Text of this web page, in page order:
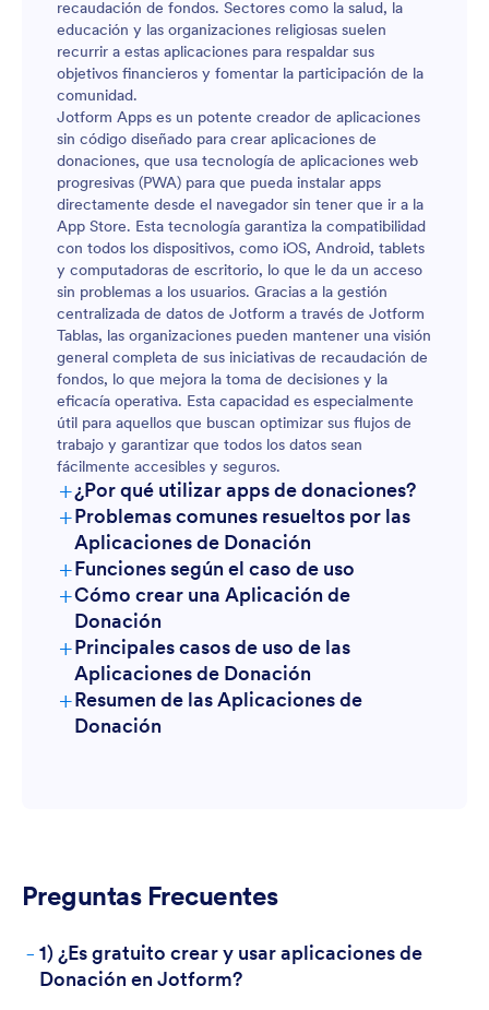
recaudación de fondos. Sectores como la salud, la
educación y las organizaciones religiosas suelen
recurrir a estas aplicaciones para respaldar sus
objetivos financieros y fomentar la participación de la
comunidad.
Jotform Apps es un potente creador de aplicaciones
sin código diseñado para crear aplicaciones de
donaciones, que usa tecnología de aplicaciones web
progresivas (PWA) para que pueda instalar apps
directamente desde el navegador sin tener que ir a la
App Store. Esta tecnología garantiza la compatibilidad
con todos los dispositivos, como iOS, Android, tablets
y computadoras de escritorio, lo que le da un acceso
sin problemas a los usuarios. Gracias a la gestión
centralizada de datos de Jotform a través de Jotform
Tablas, las organizaciones pueden mantener una visión
general completa de sus iniciativas de recaudación de
fondos, lo que mejora la toma de decisiones y la
eficacía operativa. Esta capacidad es especialmente
útil para aquellos que buscan optimizar sus flujos de
trabajo y garantizar que todos los datos sean
fácilmente accesibles y seguros.
+¿Por qué utilizar apps de donaciones?
+Problemas comunes resueltos por las
Aplicaciones de Donación
+Funciones según el caso de uso
+Cómo crear una Aplicación de
Donación
+Principales casos de uso de las
Aplicaciones de Donación
Para gestores
+Resumen de las Aplicaciones de
Donación
Preguntas Frecuentes
- 1) ¿Es gratuito crear y usar aplicaciones de
Donación en Jotform?